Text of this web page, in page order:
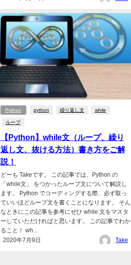
Python python 繰り返し文 while
ループ
【Python】while文（ループ、繰り
返し文、抜ける方法）書き方をご解
説！
どーも Takeです。 この記事では、Python の
「while文」 をつかったループ文について解説し
ます。 Python でコーディングする際、必ず取っ
ていいほどループ文を書くことになります。 そん
なときにこの記事を参考にぜひ while 文をマスタ
ーしていただければと思います。 この記事でわか
ること！ wh...
2020年7月9日
Take